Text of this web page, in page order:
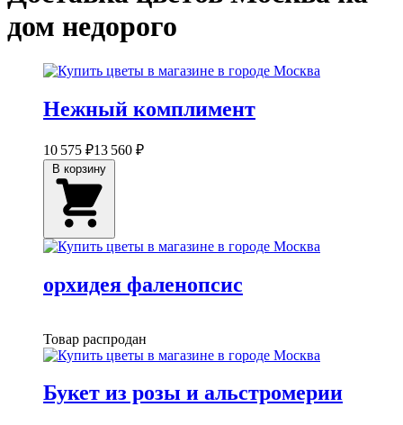
дом недорого
Нежный комплимент
10 575 ₽13 560 ₽
орхидея фаленопсис
Товар распродан
Букет из розы и альстромерии